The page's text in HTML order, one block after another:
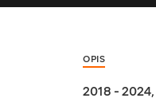
OPIS
2018 - 2024,